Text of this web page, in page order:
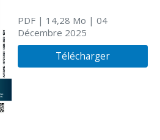
PDF| 14,28 Mo | 04
Décembre 2025
Télécharger